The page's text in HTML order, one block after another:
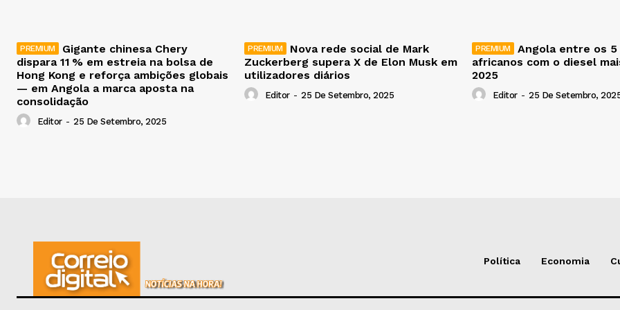
Gigante chinesa Chery
dispara 11 % em estreia na bolsa de
Hong Kong e reforça ambições globais
— em Angola a marca aposta na
consolidação
Editor - 25 De Setembro, 2025
Nova rede social de Mark
Zuckerberg supera X de Elon Musk em
utilizadores diários
Editor - 25 De Setembro, 2025
Angola entre os 5
africanos com o diesel
2025
Editor - 25 De Setembro,
Política Economia